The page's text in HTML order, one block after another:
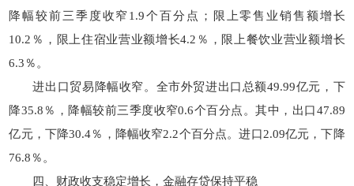
降幅较前三季度收窄1.9个百分点；限上零售业销售额增长
10.2％，限上住宿业营业额增长4.2％，限上餐饮业营业额增长
6.3％。
进出口贸易降幅收窄。全市外贸进出口总额49.99亿元，下
降35.8％，降幅较前三季度收窄0.6个百分点。其中，出口47.89
亿元，下降30.4％，降幅收窄2.2个百分点。进口2.09亿元，下降
76.8％。
四、财政收支稳定增长，金融存贷保持平稳